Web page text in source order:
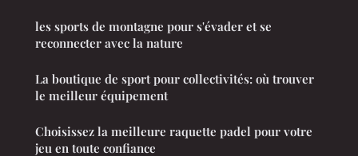
les sports de montagne pour s'évader et se
reconnecter avec la nature
La boutique de sport pour collectivités: où trouver
le meilleur équipement
Choisissez la meilleure raquette padel pour votre
jeu en toute confiance